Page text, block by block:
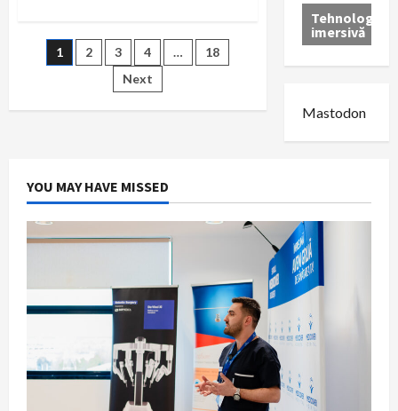
–
Raport
de
activitate
2022
Paginație
articole
1 2 3 4 …
18
Next
Tehnologie
imersivă
Mastodon
YOU MAY HAVE MISSED